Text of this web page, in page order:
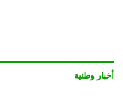
أخبار وطنية